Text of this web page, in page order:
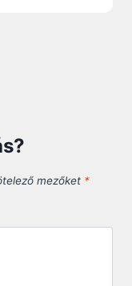
mezőket *